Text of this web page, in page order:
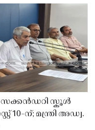
സ്കൂൾ
10-ന്; മന്ത്രി അഡ്വ.